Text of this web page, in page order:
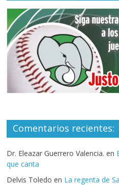
Comentarios recientes:
Dr. Eleazar Guerrero Valencia. en
que canta
Delvis Toledo en La regenta de